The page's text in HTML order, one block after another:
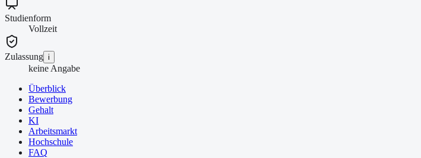
Studienform
Vollzeit
Zulassung i
keine Angabe
Überblick
Bewerbung
Gehalt
KI
Arbeitsmarkt
Hochschule
FAQ